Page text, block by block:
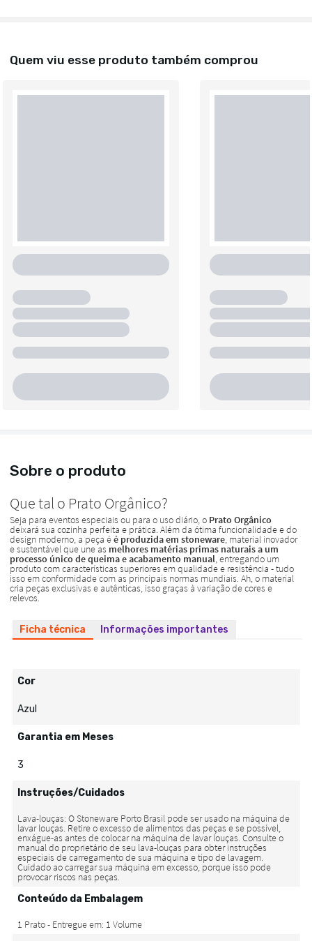
Quem viu esse produto também comprou
Sobre o produto
Ficha técnica Informações importantes
Cor
Azul
Garantia em Meses
3
Instruções/Cuidados
Conteúdo da Embalagem